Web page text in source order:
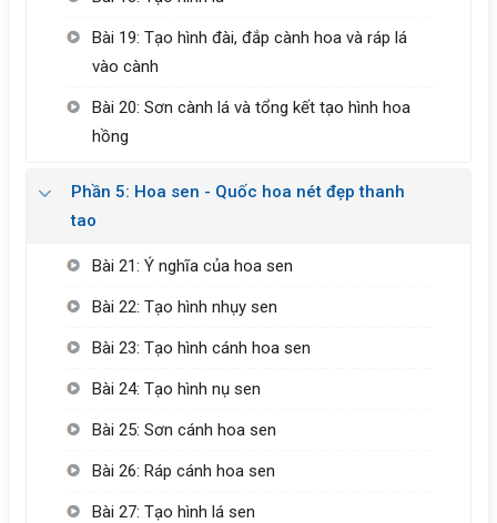
Bài 19: Tạo hình đài, đắp cành hoa và ráp lá
vào cành
Bài 20: Sơn cành lá và tổng kết tạo hình hoa
hồng
Phần 5: Hoa sen - Quốc hoa nét đẹp thanh
tao
Bài 21: Ý nghĩa của hoa sen
Bài 22: Tạo hình nhụy sen
Bài 23: Tạo hình cánh hoa sen
Bài 24: Tạo hình nụ sen
Bài 25: Sơn cánh hoa sen
Bài 26: Ráp cánh hoa sen
Bài 27: Tạo hình lá sen